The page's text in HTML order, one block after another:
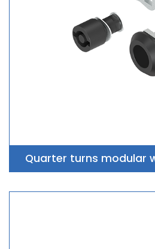
Quarter turns modular